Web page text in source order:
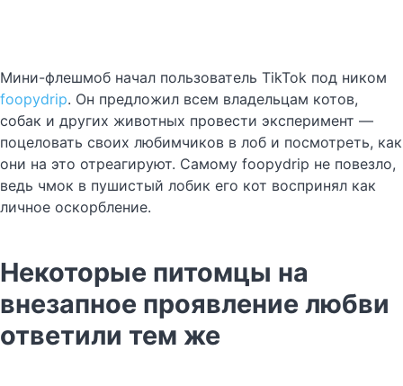
Мини-флешмоб начал пользователь TikTok под ником
foopydrip. Он предложил всем владельцам котов,
собак и других животных провести эксперимент —
поцеловать своих любимчиков в лоб и посмотреть, как
они на это отреагируют. Самому foopydrip не повезло,
ведь чмок в пушистый лобик его кот воспринял как
личное оскорбление.
Некоторые питомцы на
внезапное проявление любви
ответили тем же